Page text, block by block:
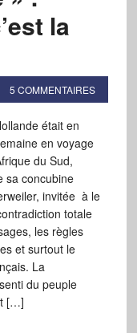
la
5 COMMENTAIRES
était en
en voyage
du Sud,
sa concubine
invitée à le
totale
les règles
et surtout le
La
du peuple
[…]